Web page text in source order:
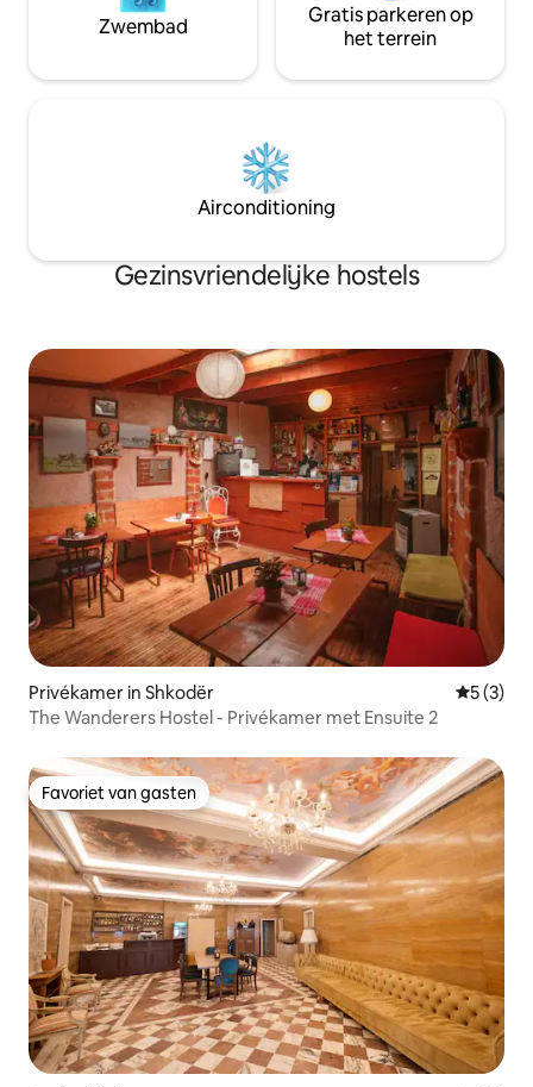
Zwembad
Gratis parkeren op
het terrein
Airconditioning
Gezinsvriendelijke hostels
Privékamer in Shkodër
5 (3)
The Wanderers Hostel - Privékamer met Ensuite 2
Favoriet van gasten
Favoriet van gasten